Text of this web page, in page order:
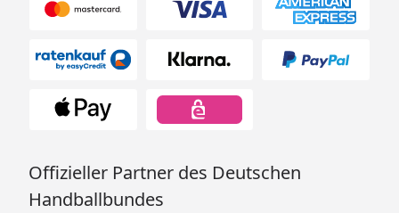
Offizieller Partner des Deutschen
Handballbundes